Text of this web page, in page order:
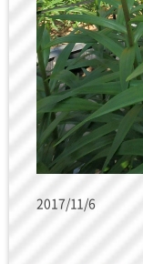
2017/11/6